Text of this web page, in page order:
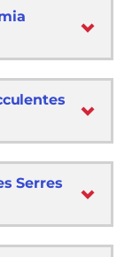
Serres